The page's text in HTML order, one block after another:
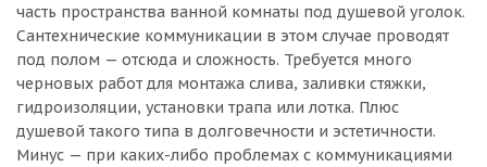
часть пространства ванной комнаты под душевой уголок.
Сантехнические коммуникации в этом случае проводят
под полом — отсюда и сложность. Требуется много
черновых работ для монтажа слива, заливки стяжки,
гидроизоляции, установки трапа или лотка. Плюс
душевой такого типа в долговечности и эстетичности.
Минус — при каких-либо проблемах с коммуникациями